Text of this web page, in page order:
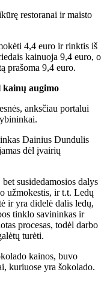
restoranai ir maisto
4,4 euro ir rinktis iš
kainuoja 9,4 euro, o
prašoma 9,4 euro.
augimo
anksčiau portalui
Dainius Dundulis
dėl įvairių
susidedamosios dalys
užmokestis, ir t.t. Ledų
ir yra didelė dalis ledų,
tinklo savininkas ir
procesas, todėl darbo
turėti.
kainos, buvo
kuriuose yra šokolado.